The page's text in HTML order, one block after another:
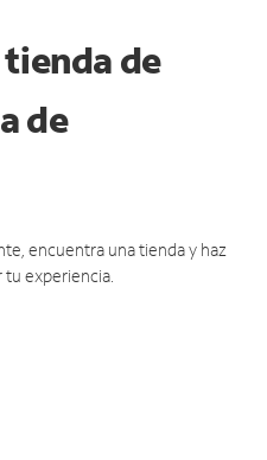
de
de
encuentra una tienda y haz
tu experiencia.